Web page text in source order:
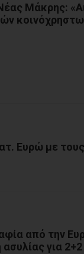
Μάκρης:
Ευρώ με
από την
για